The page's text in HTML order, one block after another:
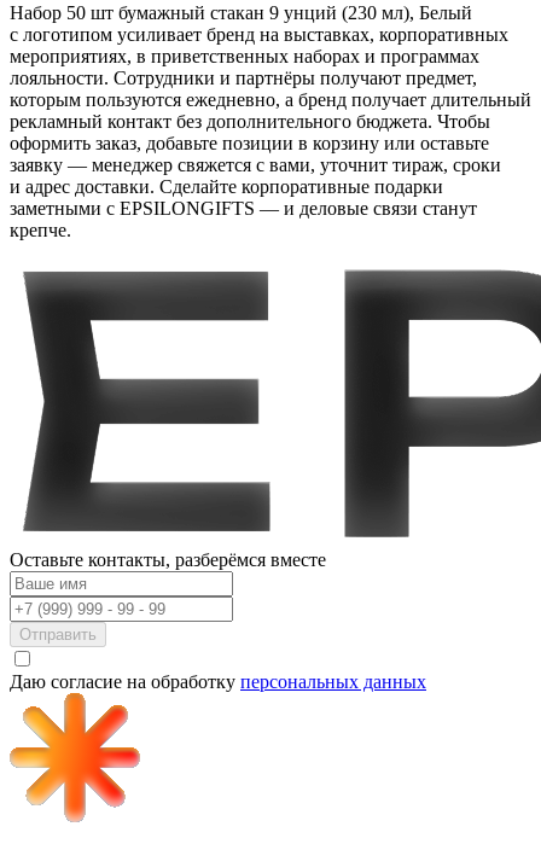
Набор 50 шт бумажный стакан 9 унций (230 мл), Белый
с логотипом усиливает бренд на выставках, корпоративных
мероприятиях, в приветственных наборах и программах
лояльности. Сотрудники и партнёры получают предмет,
которым пользуются ежедневно, а бренд получает длительный
рекламный контакт без дополнительного бюджета. Чтобы
оформить заказ, добавьте позиции в корзину или оставьте
заявку — менеджер свяжется с вами, уточнит тираж, сроки
и адрес доставки. Сделайте корпоративные подарки
заметными с EPSILONGIFTS — и деловые связи станут
крепче.
Оставьте контакты, разберёмся вместе
Отправить
Даю согласие на обработку персональных данных